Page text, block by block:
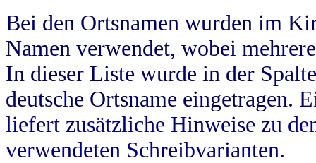
Bei den Ortsnamen wurden im
Namen verwendet, wobei
In dieser Liste wurde in der
deutsche Ortsname eingetragen.
liefert zusätzliche Hinweise zu
verwendeten Schreibvarianten.